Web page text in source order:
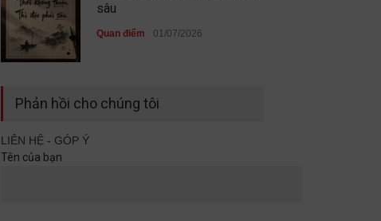
sâu
Quan điểm 01/07/2026
Sau cùng, mình đã không đi
cùng nhau
Phản hồi cho chúng tôi
LIÊN HỆ - GÓP Ý
Tên của bạn